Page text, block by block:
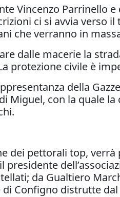
Vincenzo Parrinello
ci si avvia verso
che verranno in
dalle macerie la
protezione civile è
della
Miguel, con la quale
dei pettorali top,
da Gualtiero
Configno distrutte dal